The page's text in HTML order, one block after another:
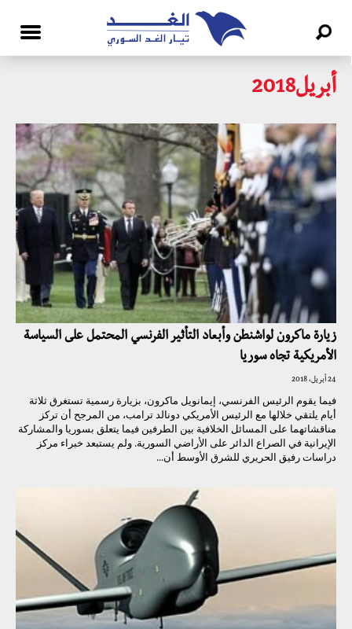
أبريل2018
زيارة ماكرون لواشنطن وأبعاد التأثير الفرنسي المحتمل على السياسة
الأمريكية تجاه سوريا
24 أبريل، 2018
فيما يقوم الرئيس الفرنسي، إيمانويل ماكرون، بزيارة رسمية تستغرق ثلاثة
أيام يلتقي خلالها مع الرئيس الأمريكي دونالد ترامب، من المرجح أن تركز
مناقشاتهما على المسائل الخلافية بين الطرفين فيما يتعلق بسوريا والمشاركة
الإيرانية في الصراع الدائر على الأراضي السورية. ولم يستبعد خبراء مركز
دراسات رفيق الحريري للشرق الأوسط أن...